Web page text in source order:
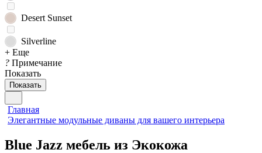
Desert Sunset
Silverline
+ Еще
? Примечание
Показать
Показать
Главная
Элегантные модульные диваны для вашего интерьера
Blue Jazz мебель из Экокожа